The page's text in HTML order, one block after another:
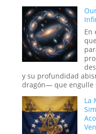
En
y su profundidad
dragón— que engulle
La